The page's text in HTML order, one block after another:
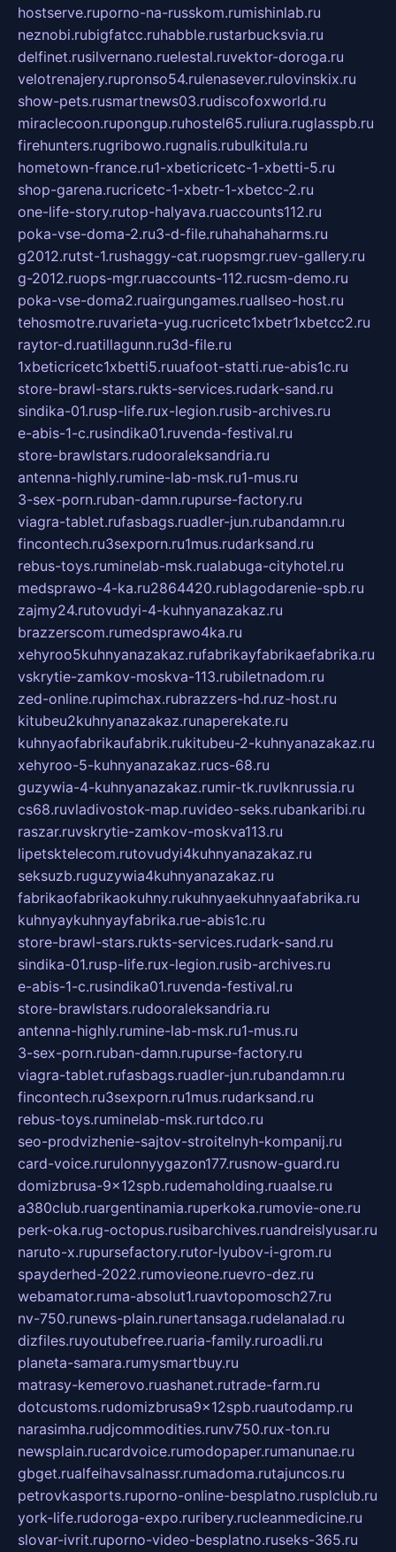
hostserve.ruporno-na-russkom.rumishinlab.ru
neznobi.rubigfatcc.ruhabble.rustarbucksvia.ru
delfinet.rusilvernano.ruelestal.ruvektor-doroga.ru
velotrenajery.rupronso54.rulenasever.rulovinskix.ru
show-pets.rusmartnews03.rudiscofoxworld.ru
miraclecoon.rupongup.ruhostel65.ruliura.ruglasspb.ru
firehunters.rugribowo.rugnalis.rubulkitula.ru
hometown-france.ru1-xbeticricetc-1-xbetti-5.ru
shop-garena.rucricetc-1-xbetr-1-xbetcc-2.ru
one-life-story.rutop-halyava.ruaccounts112.ru
poka-vse-doma-2.ru3-d-file.ruhahahaharms.ru
g2012.rutst-1.rushaggy-cat.ruopsmgr.ruev-gallery.ru
g-2012.ruops-mgr.ruaccounts-112.rucsm-demo.ru
poka-vse-doma2.ruairgungames.ruallseo-host.ru
tehosmotre.ruvarieta-yug.rucricetc1xbetr1xbetcc2.ru
raytor-d.ruatillagunn.ru3d-file.ru
1xbeticricetc1xbetti5.ruuafoot-statti.rue-abis1c.ru
store-brawl-stars.rukts-services.rudark-sand.ru
sindika-01.rusp-life.rux-legion.rusib-archives.ru
e-abis-1-c.rusindika01.ruvenda-festival.ru
store-brawlstars.rudooraleksandria.ru
antenna-highly.rumine-lab-msk.ru1-mus.ru
3-sex-porn.ruban-damn.rupurse-factory.ru
viagra-tablet.rufasbags.ruadler-jun.rubandamn.ru
fincontech.ru3sexporn.ru1mus.rudarksand.ru
rebus-toys.ruminelab-msk.rualabuga-cityhotel.ru
medsprawo-4-ka.ru2864420.rublagodarenie-spb.ru
zajmy24.rutovudyi-4-kuhnyanazakaz.ru
brazzerscom.rumedsprawo4ka.ru
xehyroo5kuhnyanazakaz.rufabrikayfabrikaefabrika.ru
vskrytie-zamkov-moskva-113.rubiletnadom.ru
zed-online.rupimchax.rubrazzers-hd.ruz-host.ru
kitubeu2kuhnyanazakaz.runaperekate.ru
kuhnyaofabrikaufabrik.rukitubeu-2-kuhnyanazakaz.ru
xehyroo-5-kuhnyanazakaz.rucs-68.ru
guzywia-4-kuhnyanazakaz.rumir-tk.ruvlknrussia.ru
cs68.ruvladivostok-map.ruvideo-seks.rubankaribi.ru
raszar.ruvskrytie-zamkov-moskva113.ru
lipetsktelecom.rutovudyi4kuhnyanazakaz.ru
seksuzb.ruguzywia4kuhnyanazakaz.ru
fabrikaofabrikaokuhny.rukuhnyaekuhnyaafabrika.ru
kuhnyaykuhnyayfabrika.rue-abis1c.ru
store-brawl-stars.rukts-services.rudark-sand.ru
sindika-01.rusp-life.rux-legion.rusib-archives.ru
e-abis-1-c.rusindika01.ruvenda-festival.ru
store-brawlstars.rudooraleksandria.ru
antenna-highly.rumine-lab-msk.ru1-mus.ru
3-sex-porn.ruban-damn.rupurse-factory.ru
viagra-tablet.rufasbags.ruadler-jun.rubandamn.ru
fincontech.ru3sexporn.ru1mus.rudarksand.ru
rebus-toys.ruminelab-msk.rurtdco.ru
seo-prodvizhenie-sajtov-stroitelnyh-kompanij.ru
card-voice.rurulonnyygazon177.rusnow-guard.ru
domizbrusa-9x12spb.rudemaholding.ruaalse.ru
a380club.ruargentinamia.ruperkoka.rumovie-one.ru
perk-oka.rug-octopus.rusibarchives.ruandreislyusar.ru
naruto-x.rupursefactory.rutor-lyubov-i-grom.ru
spayderhed-2022.rumovieone.ruevro-dez.ru
webamator.ruma-absolut1.ruavtopomosch27.ru
nv-750.runews-plain.runertansaga.rudelanalad.ru
dizfiles.ruyoutubefree.ruaria-family.ruroadli.ru
planeta-samara.rumysmartbuy.ru
matrasy-kemerovo.ruashanet.rutrade-farm.ru
dotcustoms.rudomizbrusa9x12spb.ruautodamp.ru
narasimha.rudjcommodities.runv750.rux-ton.ru
newsplain.rucardvoice.rumodopaper.rumanunae.ru
gbget.rualfeihavsalnassr.rumadoma.rutajuncos.ru
petrovkasports.ruporno-online-besplatno.rusplclub.ru
york-life.rudoroga-expo.ruribery.rucleanmedicine.ru
slovar-ivrit.ruporno-video-besplatno.ruseks-365.ru